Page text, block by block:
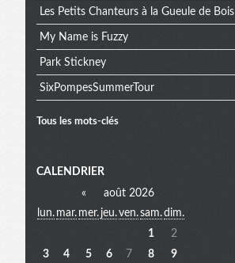
Les Petits Chanteurs à la Gueule de Bois
My Name is Fuzzy
Park Stickney
SixPompesSummerTour
Tous les mots-clés
Menu
extra
CALENDRIER
«
août 2026
lun. mar. mer. jeu.ven.sam.dim.
1
2
3
4 5 6 7 8
9